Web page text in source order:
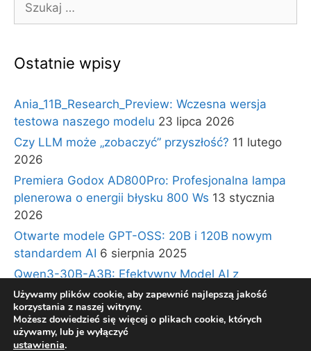
Ostatnie wpisy
Ania_11B_Research_Preview: Wczesna wersja
testowa naszego modelu 23 lipca 2026
Czy LLM może „zobaczyć” przyszłość? 11 lutego
2026
Premiera Godox AD800Pro: Profesjonalna lampa
plenerowa o energii błysku 800 Ws 13 stycznia
2026
Otwarte modele GPT-OSS: 20B i 120B nowym
standardem AI 6 sierpnia 2025
Qwen3-30B-A3B: Efektywny Model AI z
Architekturą Ekspertów i Długim Kontekstem 30
lipca 2025
Używamy plików cookie, aby zapewnić najlepszą jakość
korzystania z naszej witryny.
Możesz dowiedzieć się więcej o plikach cookie, których
używamy, lub je wyłączyć
ustawienia.